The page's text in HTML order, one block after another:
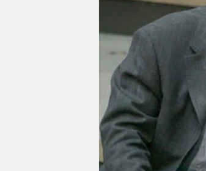
verlag
veranstaltungen
shop
fragen & hilfe
unterstützen
abo